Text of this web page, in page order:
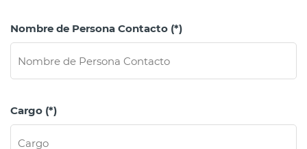
Nombre de Persona Contacto (*)
Cargo (*)